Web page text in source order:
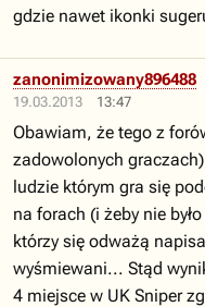
gdzie nawet ikonki
19.03.2013 13:47
zanonimizowany896488
Obawiam, że tego z
zadowolonych
ludzie którym gra się
na forach (i żeby nie
którzy się odważą
wyśmiewani... Stąd
4 miejsce w UK Sniper